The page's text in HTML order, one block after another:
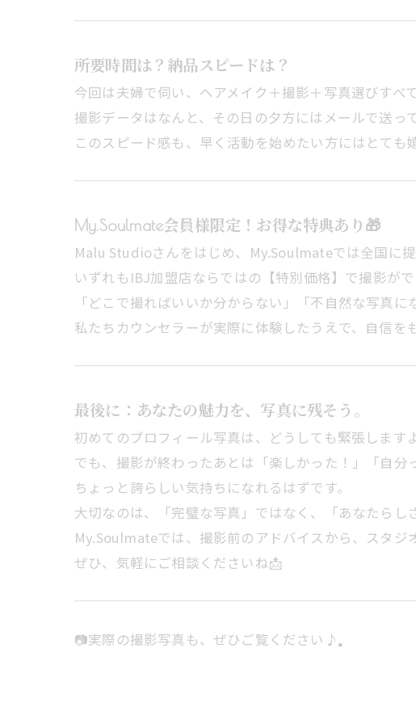
所要時間は？納品スピードは？
今回は夫婦で伺い、ヘアメイク＋撮影＋写真選びすべ
撮影データはなんと、その日の夕方にはメールで送っ
このスピード感も、早く活動を始めたい方にはとても
My.Soulmate会員様限定！お得な特典あり🎁
Malu Studioさんをはじめ、My.Soulmateでは全国に
いずれもIBJ加盟店ならではの【特別価格】で撮影が
「どこで撮ればいいか分からない」「不自然な写真
私たちカウンセラーが実際に体験したうえで、自信
最後に：あなたの魅力を、写真に残そう。
初めてのプロフィール写真は、どうしても緊張します
でも、撮影が終わったあとは「楽しかった！」「自分
ちょっと誇らしい気持ちになれるはずです。
大切なのは、「完璧な写真」ではなく、「あなたらし
My.Soulmateでは、撮影前のアドバイスから、スタ
ぜひ、気軽にご相談くださいね📩
📷実際の撮影写真も、ぜひご覧ください♪